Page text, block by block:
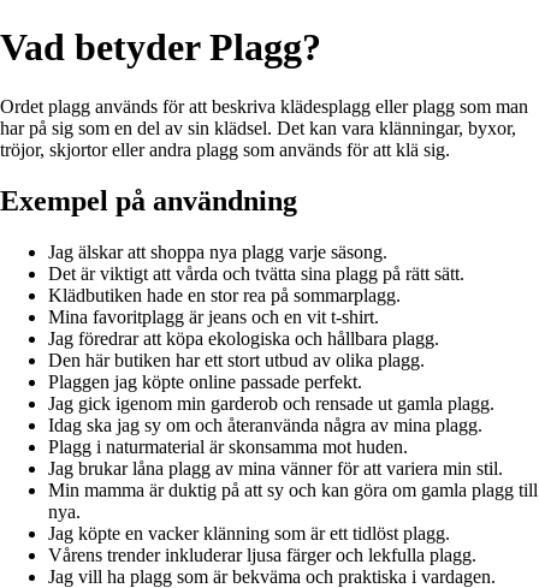
Vad betyder Plagg?
Ordet plagg används för att beskriva klädesplagg eller plagg som man
har på sig som en del av sin klädsel. Det kan vara klänningar, byxor,
tröjor, skjortor eller andra plagg som används för att klä sig.
Exempel på användning
Jag älskar att shoppa nya plagg varje säsong.
Det är viktigt att vårda och tvätta sina plagg på rätt sätt.
Klädbutiken hade en stor rea på sommarplagg.
Mina favoritplagg är jeans och en vit t-shirt.
Jag föredrar att köpa ekologiska och hållbara plagg.
Den här butiken har ett stort utbud av olika plagg.
Plaggen jag köpte online passade perfekt.
Jag gick igenom min garderob och rensade ut gamla plagg.
Idag ska jag sy om och återanvända några av mina plagg.
Plagg i naturmaterial är skonsamma mot huden.
Jag brukar låna plagg av mina vänner för att variera min stil.
Min mamma är duktig på att sy och kan göra om gamla plagg till
nya.
Jag köpte en vacker klänning som är ett tidlöst plagg.
Vårens trender inkluderar ljusa färger och lekfulla plagg.
Jag vill ha plagg som är bekväma och praktiska i vardagen.